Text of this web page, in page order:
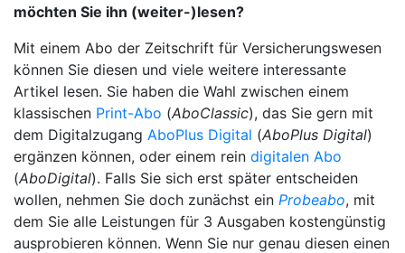
möchten Sie ihn (weiter-)lesen?
Mit einem Abo der Zeitschrift für Versicherungswesen
können Sie diesen und viele weitere interessante
Artikel lesen. Sie haben die Wahl zwischen einem
klassischen Print-Abo (AboClassic), das Sie gern mit
dem Digitalzugang AboPlus Digital (AboPlus Digital)
ergänzen können, oder einem rein digitalen Abo
(AboDigital). Falls Sie sich erst später entscheiden
wollen, nehmen Sie doch zunächst ein Probeabo, mit
dem Sie alle Leistungen für 3 Ausgaben kostengünstig
ausprobieren können. Wenn Sie nur genau diesen einen